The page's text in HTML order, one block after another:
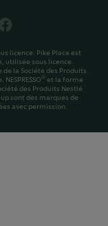
licence. Pike Place est
utilisée sous licence.
la Société des Produits
®et la forme
des Produits Nestlé
sont des marques de
avec permission.